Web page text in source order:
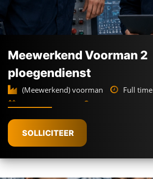
Meewerkend Voorman 2
ploegendienst
(Meewerkend) voorman
Full time
2-ploegendienst
SOLLICITEER